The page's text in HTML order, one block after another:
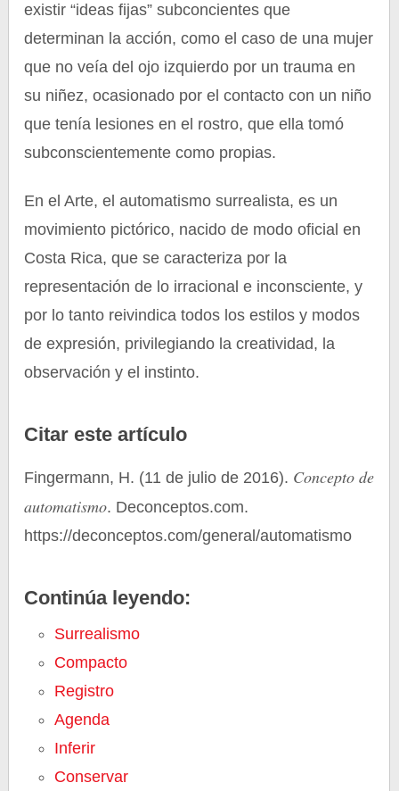
existir “ideas fijas” subconcientes que
determinan la acción, como el caso de una mujer
que no veía del ojo izquierdo por un trauma en
su niñez, ocasionado por el contacto con un niño
que tenía lesiones en el rostro, que ella tomó
subconscientemente como propias.
En el Arte, el automatismo surrealista, es un
movimiento pictórico, nacido de modo oficial en
Costa Rica, que se caracteriza por la
representación de lo irracional e inconsciente, y
por lo tanto reivindica todos los estilos y modos
de expresión, privilegiando la creatividad, la
observación y el instinto.
Citar este artículo
Fingermann, H. (11 de julio de 2016). Concepto de
automatismo. Deconceptos.com.
https://deconceptos.com/general/automatismo
Continúa leyendo:
Surrealismo
Compacto
Registro
Agenda
Inferir
Conservar